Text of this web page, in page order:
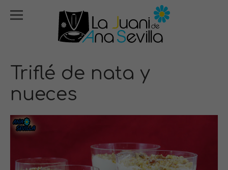
Triflé de nata y
nueces